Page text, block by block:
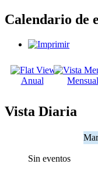
Calendario de
Anual Mensual
Vista Diaria
Sin eventos